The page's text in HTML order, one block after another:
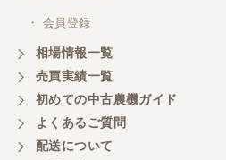
・ 会員登録
相場情報一覧
売買実績一覧
初めての中古農機ガイド
よくあるご質問
配送について